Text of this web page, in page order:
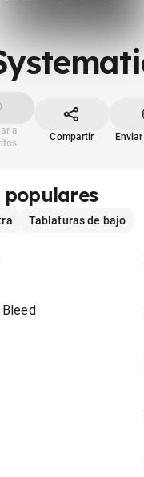
a
Compartir
populares
Tablaturas de bajo
Bleed